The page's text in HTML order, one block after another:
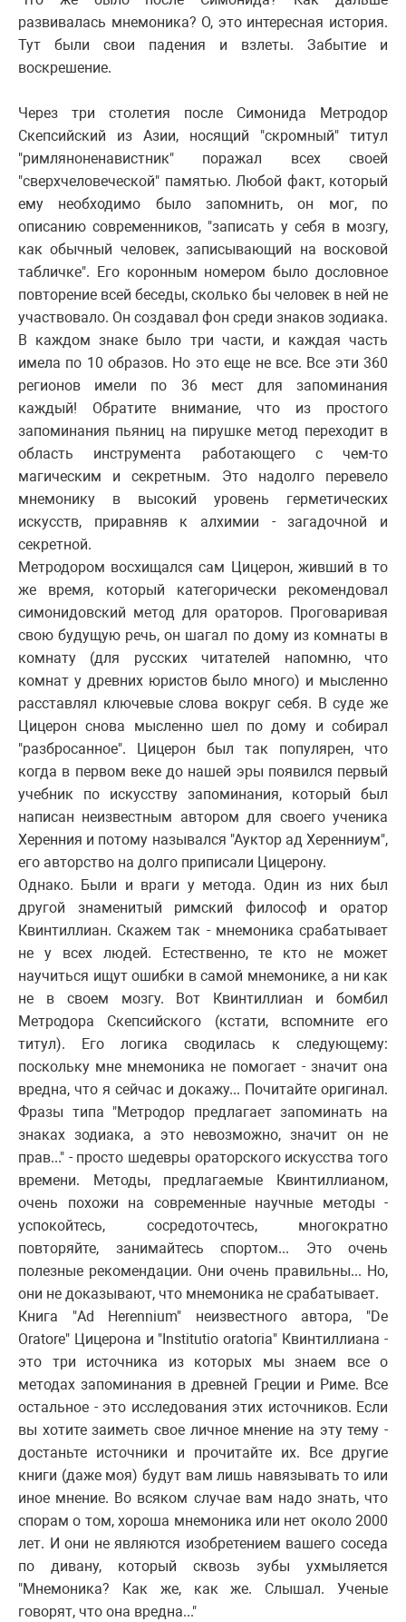
развивалась мнемоника? О, это интересная история.
Тут были свои падения и взлеты. Забытие и
воскрешение.
Через три столетия после Симонида Метродор
Скепсийский из Азии, носящий "скромный" титул
"римляноненавистник" поражал всех своей
"сверхчеловеческой" памятью. Любой факт, который
ему необходимо было запомнить, он мог, по
описанию современников, "записать у себя в мозгу,
как обычный человек, записывающий на восковой
табличке". Его коронным номером было дословное
повторение всей беседы, сколько бы человек в ней не
участвовало. Он создавал фон среди знаков зодиака.
В каждом знаке было три части, и каждая часть
имела по 10 образов. Но это еще не все. Все эти 360
регионов имели по 36 мест для запоминания
каждый! Обратите внимание, что из простого
запоминания пьяниц на пирушке метод переходит в
область инструмента работающего с чем-то
магическим и секретным. Это надолго перевело
мнемонику в высокий уровень герметических
искусств, приравняв к алхимии - загадочной и
секретной.
Метродором восхищался сам Цицерон, живший в то
же время, который категорически рекомендовал
симонидовский метод для ораторов. Проговаривая
свою будущую речь, он шагал по дому из комнаты в
комнату (для русских читателей напомню, что
комнат у древних юристов было много) и мысленно
расставлял ключевые слова вокруг себя. В суде же
Цицерон снова мысленно шел по дому и собирал
"разбросанное". Цицерон был так популярен, что
когда в первом веке до нашей эры появился первый
учебник по искусству запоминания, который был
написан неизвестным автором для своего ученика
Херенния и потому назывался "Ауктор ад Херенниум",
его авторство на долго приписали Цицерону.
Однако. Были и враги у метода. Один из них был
другой знаменитый римский философ и оратор
Квинтиллиан. Скажем так - мнемоника срабатывает
не у всех людей. Естественно, те кто не может
научиться ищут ошибки в самой мнемонике, а ни как
не в своем мозгу. Вот Квинтиллиан и бомбил
Метродора Скепсийского (кстати, вспомните его
титул). Его логика сводилась к следующему:
поскольку мне мнемоника не помогает - значит она
вредна, что я сейчас и докажу... Почитайте оригинал.
Фразы типа "Метродор предлагает запоминать на
знаках зодиака, а это невозможно, значит он не
прав..." - просто шедевры ораторского искусства того
времени. Методы, предлагаемые Квинтиллианом,
очень похожи на современные научные методы -
успокойтесь, сосредоточтесь, многократно
повторяйте, занимайтесь спортом... Это очень
полезные рекомендации. Они очень правильны... Но,
они не доказывают, что мнемоника не срабатывает.
Книга "Ad Herennium" неизвестного автора, "De
Oratore" Цицерона и "Institutio oratoria" Квинтиллиана -
это три источника из которых мы знаем все о
методах запоминания в древней Греции и Риме. Все
остальное - это исследования этих источников. Если
вы хотите заиметь свое личное мнение на эту тему -
достаньте источники и прочитайте их. Все другие
книги (даже моя) будут вам лишь навязывать то или
иное мнение. Во всяком случае вам надо знать, что
спорам о том, хороша мнемоника или нет около 2000
лет. И они не являются изобретением вашего соседа
по дивану, который сквозь зубы ухмыляется
"Мнемоника? Как же, как же. Слышал. Ученые
говорят, что она вредна..."